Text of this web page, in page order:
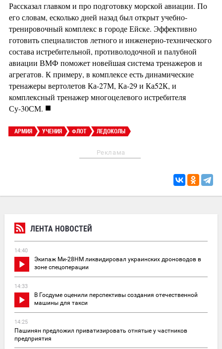
ЛЕНТА НОВОСТЕЙ
14:40
Экипаж Ми-28НМ ликвидировал украинских дроноводов в
зоне спецоперации
14:33
В Госдуме оценили перспективы создания отечественной
машины для такси
14:25
Пашинян предложил приватизировать отнятые у частников
предприятия
Рассказал главком и про подготовку морской авиации. По
его словам, есколько дней назад был открыт учебно-
тренировочный комплекс в городе Ейске. Эффективно
готовить специалистов летного и инженерно-технического
состава истребительной, противолодочной и палубной
авиации ВМФ поможет новейшая система тренажеров и
агрегатов. К примеру, в комплексе есть динамические
тренажеры вертолетов Ка-27М, Ка-29 и Ка52К, и
комплексный тренажер многоцелевого истребителя
Су-30СМ. ■
АРМИЯ УЧЕНИЯ ФЛОТ ЛЕДОКОЛЫ
Реклама